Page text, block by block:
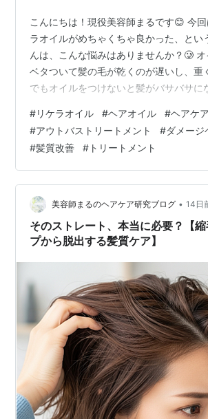
こんにちは！現役美容師まるです😊 今
ラオイルがめちゃくちゃ良かった、とい
んは、こんな悩みはありませんか？🥲
ベタついて髪の毛が乾くのが遅いし、重
でもオイルをつけないと髪がバサバサに
このようなお悩みを本当によく耳にしま
役美容師の私が生理学的な視点や成分の
に、その真相と正しいケア方法を分かり
いきますね😊 ​1. なぜオイルをつけると
ラオイルがサラサラな理由 ​一般的なヘ
くなったり乾きにくくな…
#リケラオイル #ヘアオイル #ヘアケア
#アウトバストリートメント #ダメージ
#髪質改善 # トリートメント
美容師まるのヘアケア研究ブログ • 14日
そのストレート、本当に必要？【
プから脱出する髪質ケア】